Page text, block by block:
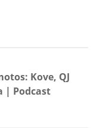
Kove, QJ
| Podcast